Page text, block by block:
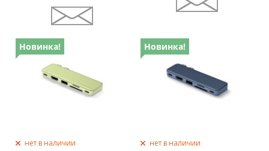
Новинка!
нет в наличии
Новинка!
нет в наличии